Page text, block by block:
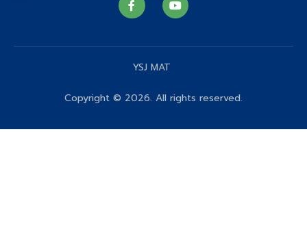
YSJ MAT
Copyright © 2026. All rights reserved.